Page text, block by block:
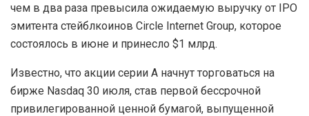
чем в два раза превысила ожидаемую выручку от IPO
эмитента стейблкоинов Circle Internet Group, которое
состоялось в июне и принесло $1 млрд.
Известно, что акции серии А начнут торговаться на
бирже Nasdaq 30 июля, став первой бессрочной
привилегированной ценной бумагой, выпущенной